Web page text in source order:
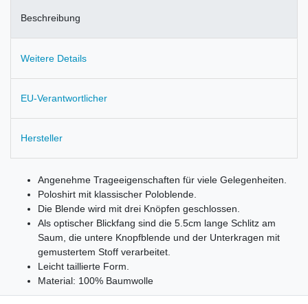
Beschreibung
Weitere Details
EU-Verantwortlicher
Hersteller
Angenehme Trageeigenschaften für viele Gelegenheiten.
Poloshirt mit klassischer Poloblende.
Die Blende wird mit drei Knöpfen geschlossen.
Als optischer Blickfang sind die 5.5cm lange Schlitz am
Saum, die untere Knopfblende und der Unterkragen mit
gemustertem Stoff verarbeitet.
Leicht taillierte Form.
Material: 100% Baumwolle